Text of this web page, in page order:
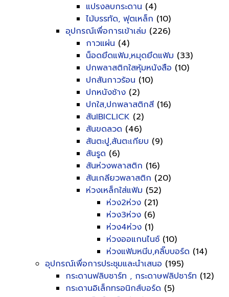
แปรงลบกระดาน (4)
ไม้บรรทัด, ฟุตเหล็ก (10)
อุปกรณ์เพื่อการเข้าเล่ม (226)
กาวแผ่น (4)
น็อดยึดแฟ้ม,หมุดยึดแฟ้ม (33)
ปกพลาสติกใสหุ้มหนังสือ (10)
ปกสันกาวร้อน (10)
ปกหนังช้าง (2)
ปกใส,ปกพลาสติกสี (16)
สันIBICLICK (2)
สันขดลวด (46)
สันตะปู,สันตะเกียบ (9)
สันรูด (6)
สันห่วงพลาสติก (16)
สันเกลียวพลาสติก (20)
ห่วงเหล็กใส่แฟ้ม (52)
ห่วง2ห่วง (21)
ห่วง3ห่วง (6)
ห่วง4ห่วง (1)
ห่วงออแกนไนซ์ (10)
ห่วงแฟ้มหนีบ,คลิ๊บบอร์ด (14)
อุปกรณ์เพื่อการประชุมและนำเสนอ (195)
กระดานฟลิบชาร์ท , กระดาษฟลิปชาร์ท (12)
กระดานอิเล็กทรอนิกส์บอร์ด (5)